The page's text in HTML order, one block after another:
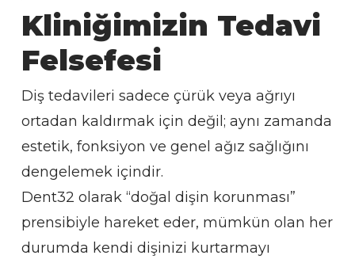
Kliniğimizin Tedavi
Felsefesi
Diş tedavileri sadece çürük veya ağrıyı
ortadan kaldırmak için değil; aynı zamanda
estetik, fonksiyon ve genel ağız sağlığını
dengelemek içindir.
Dent32 olarak “doğal dişin korunması”
prensibiyle hareket eder, mümkün olan her
durumda kendi dişinizi kurtarmayı